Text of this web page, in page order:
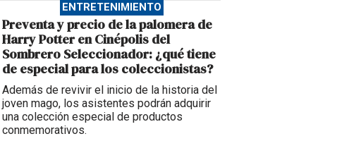
ENTRETENIMIENTO
Preventa y precio de la palomera de
Harry Potter en Cinépolis del
Sombrero Seleccionador: ¿qué tiene
de especial para los coleccionistas?
Además de revivir el inicio de la historia del
joven mago, los asistentes podrán adquirir
una colección especial de productos
conmemorativos.